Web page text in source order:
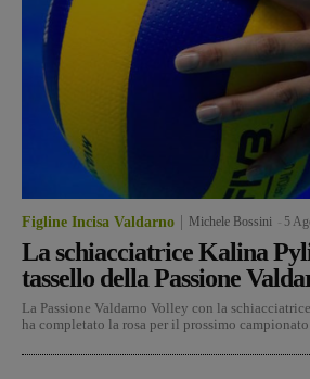
Figline Incisa Valdarno Michele Bossini 5
La schiacciatrice Kalina
tassello della Passione
La Passione Valdarno Volley con la
ha completato la rosa per il prossimo campionato